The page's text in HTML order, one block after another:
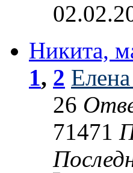
Никита,
1, 2
26
71471